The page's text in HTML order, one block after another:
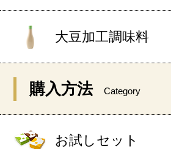
大豆加工調味料
購入方法 Category
お試しセット